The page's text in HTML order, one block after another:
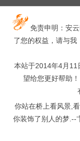
免责申明：安
了您的权益，请与我
本站于2014年4月11
望给您更好帮助
你站在桥上看风景,
你装饰了别人的梦.--